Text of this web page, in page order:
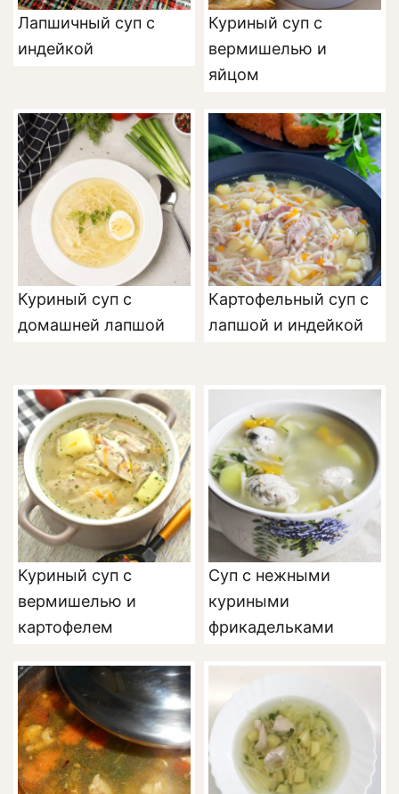
Лапшичный суп с
индейкой
Куриный суп с
вермишелью и
яйцом
Куриный суп с
домашней лапшой
Картофельный суп с
лапшой и индейкой
Куриный суп с
вермишелью и
картофелем
Суп с нежными
куриными
фрикадельками